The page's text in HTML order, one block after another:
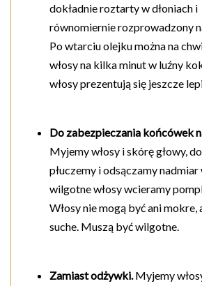
dokładnie roztarty w dłoniach i
równomiernie rozprowadzony
Po wtarciu olejku można na
włosy na kilka minut w luźny
włosy prezentują się jeszcze
Do zabezpieczania końcówek
Myjemy włosy i skórę głowy,
płuczemy i odsączamy nadmiar
wilgotne włosy wcieramy
Włosy nie mogą być ani mokre,
suche. Muszą być wilgotne.
Zamiast odżywki.Myjemy